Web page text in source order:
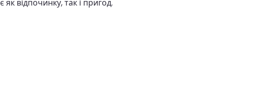
відпочинку, так і пригод.